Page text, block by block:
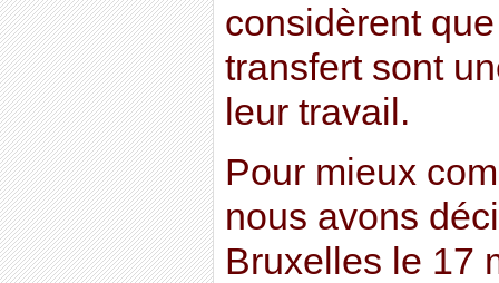
considèrent
transfert sont
leur travail.
Pour mieux
nous avons
Bruxelles le 17